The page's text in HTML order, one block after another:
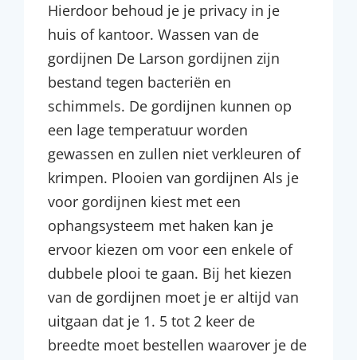
Hierdoor behoud je je privacy in je
huis of kantoor. Wassen van de
gordijnen De Larson gordijnen zijn
bestand tegen bacteriën en
schimmels. De gordijnen kunnen op
een lage temperatuur worden
gewassen en zullen niet verkleuren of
krimpen. Plooien van gordijnen Als je
voor gordijnen kiest met een
ophangsysteem met haken kan je
ervoor kiezen om voor een enkele of
dubbele plooi te gaan. Bij het kiezen
van de gordijnen moet je er altijd van
uitgaan dat je 1. 5 tot 2 keer de
breedte moet bestellen waarover je de